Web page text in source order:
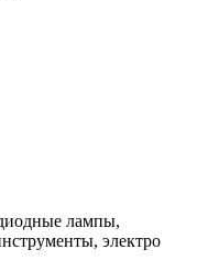
лампы,
электро